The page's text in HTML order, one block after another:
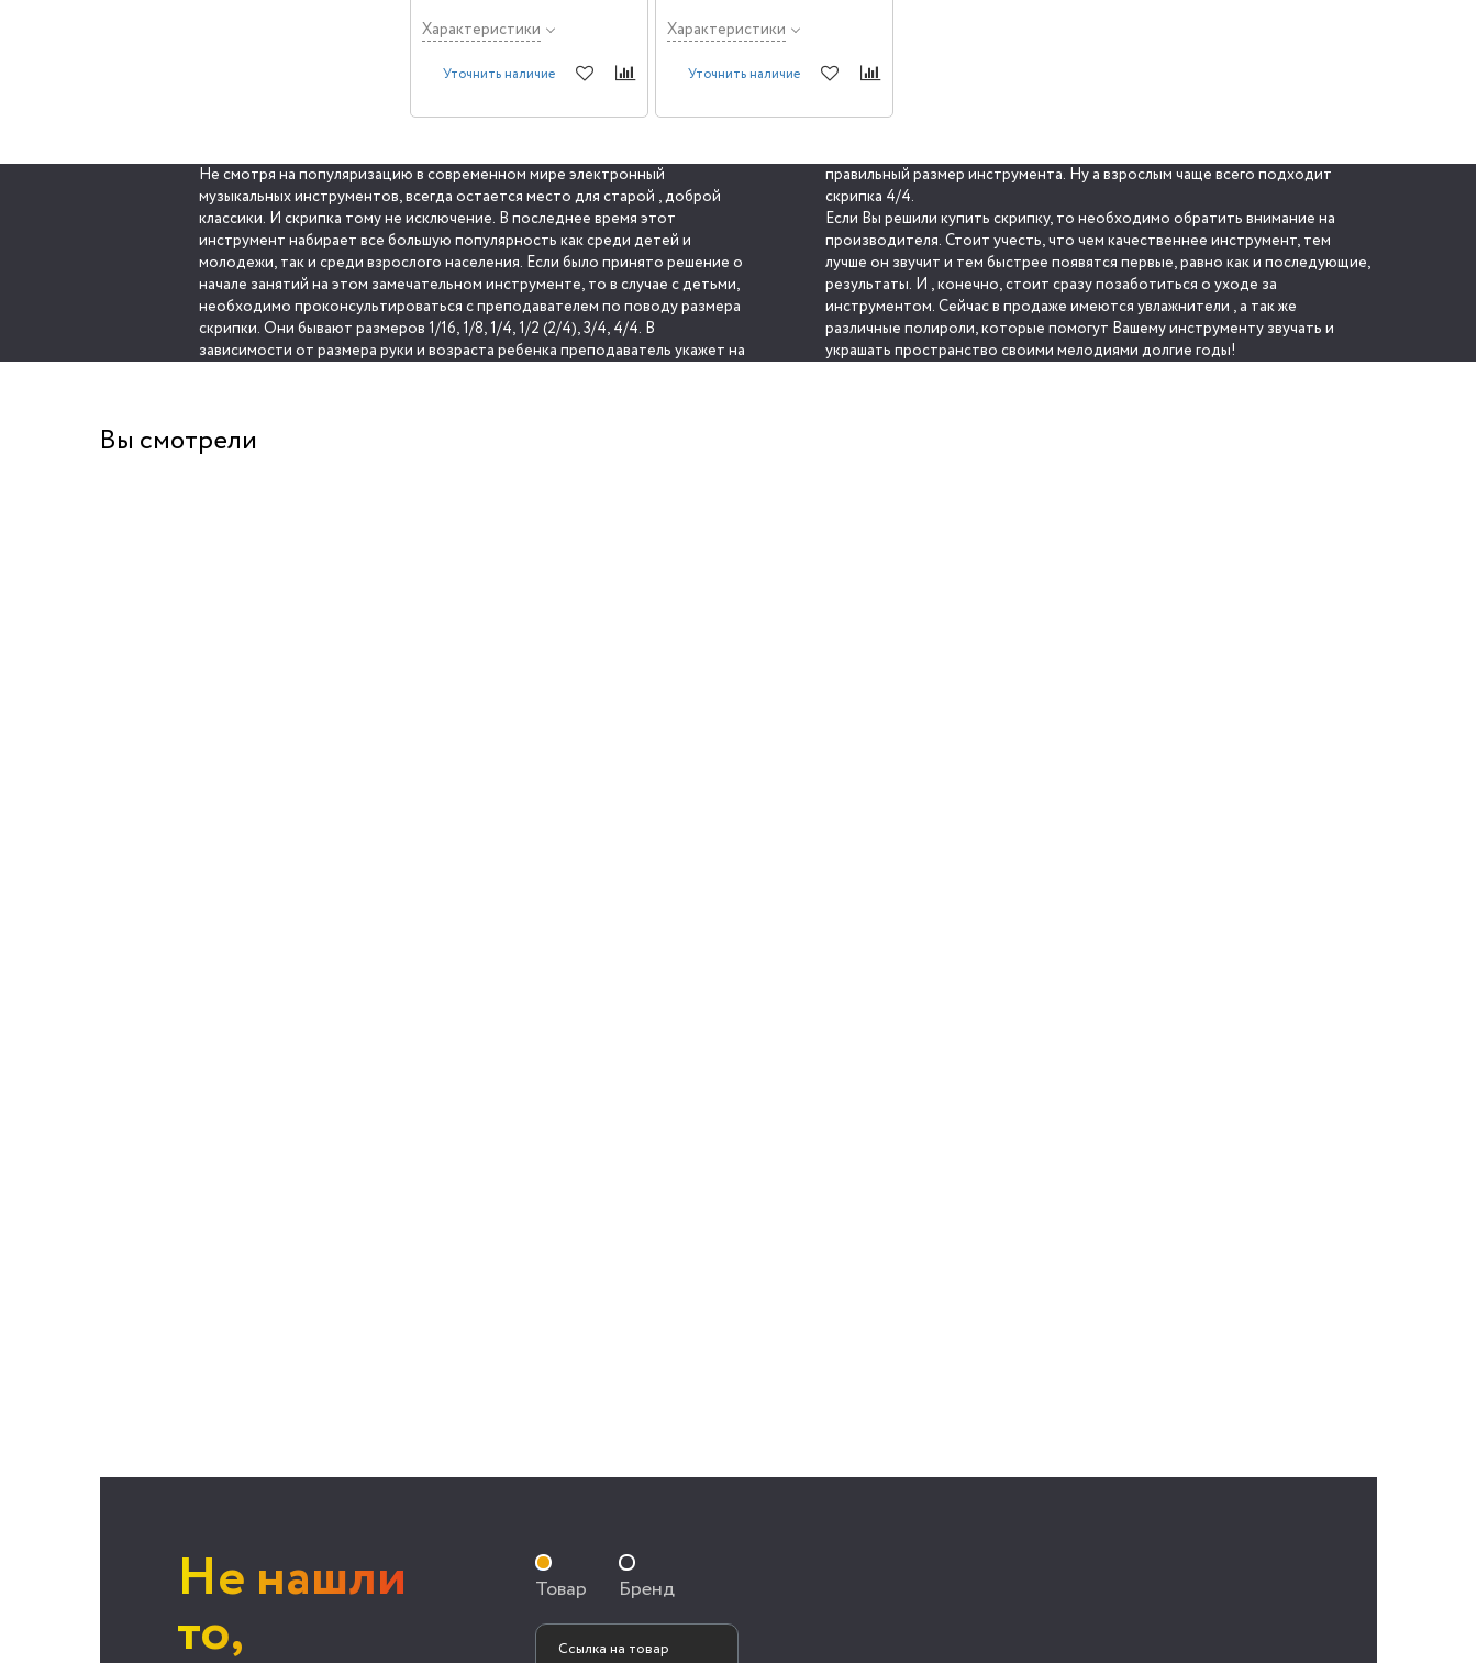
Характеристики
Уточнить наличие
Характеристики
Уточнить наличие
Не смотря на популяризацию в современном мире электронный
музыкальных инструментов, всегда остается место для старой , доброй
классики. И скрипка тому не исключение. В последнее время этот
инструмент набирает все большую популярность как среди детей и
молодежи, так и среди взрослого населения. Если было принято решение о
начале занятий на этом замечательном инструменте, то в случае с детьми,
необходимо проконсультироваться с преподавателем по поводу размера
скрипки. Они бывают размеров 1/16, 1/8, 1/4, 1/2 (2/4), 3/4, 4/4. В
зависимости от размера руки и возраста ребенка преподаватель укажет на
правильный размер инструмента. Ну а взрослым чаще всего подходит
скрипка 4/4.
Если Вы решили купить скрипку, то необходимо обратить внимание на
производителя. Стоит учесть, что чем качественнее инструмент, тем
лучше он звучит и тем быстрее появятся первые, равно как и последующие,
результаты. И , конечно, стоит сразу позаботиться о уходе за
инструментом. Сейчас в продаже имеются увлажнители , а так же
различные полироли, которые помогут Вашему инструменту звучать и
украшать пространство своими мелодиями долгие годы!
Вы смотрели
Не нашли
то,
Товар Бренд